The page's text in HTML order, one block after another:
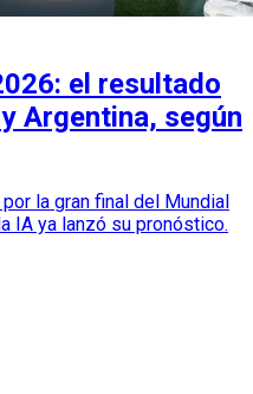
el resultado
Argentina, según
la gran final del Mundial
IA ya lanzó su pronóstico.